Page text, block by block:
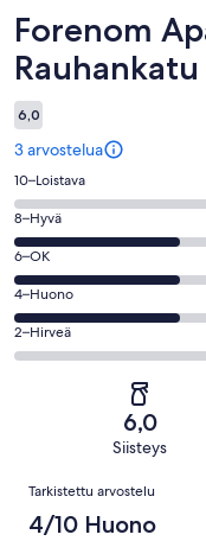
Arvostelut
Forenom
6,0
3 arvostelua
Arvosana
10
-
Loistava.
0
kautta
3
arvostelua
10–Loistava
Arvosana
8
-
Hyvä.
1
kautta
8–Hyvä
Arvosana
6
-
OK.
1
6–OK
Arvosana
4
-
4–Huono
Arvosana
2
arvostelua
2–Hirveä
6,0
Siisteys
Arvostelut
Tarkistettu arvostelu
4/10 Huono